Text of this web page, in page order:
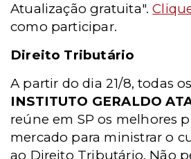
Atualização gratuita".
como participar.
Direito Tributário
A partir do dia 21/8, todas
INSTITUTO GERALDO
reúne em SP os melhores
mercado para ministrar o
ao Direito Tributário. Não